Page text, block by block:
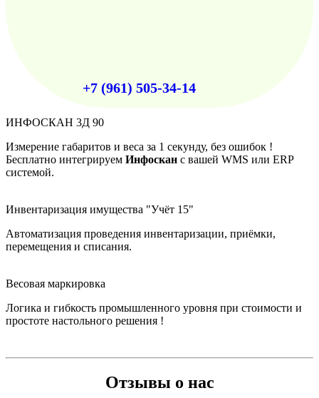
+7 (961) 505-34-14
ИНФОСКАН 3Д 90
Измерение габаритов и веса за 1 секунду, без ошибок !
Бесплатно интегрируем Инфоскан с вашей WMS или ERP
системой.
Инвентаризация имущества "Учёт 15"
Автоматизация проведения инвентаризации, приёмки,
перемещения и списания.
Весовая маркировка
Логика и гибкость промышленного уровня при стоимости и
простоте настольного решения !
Отзывы о нас